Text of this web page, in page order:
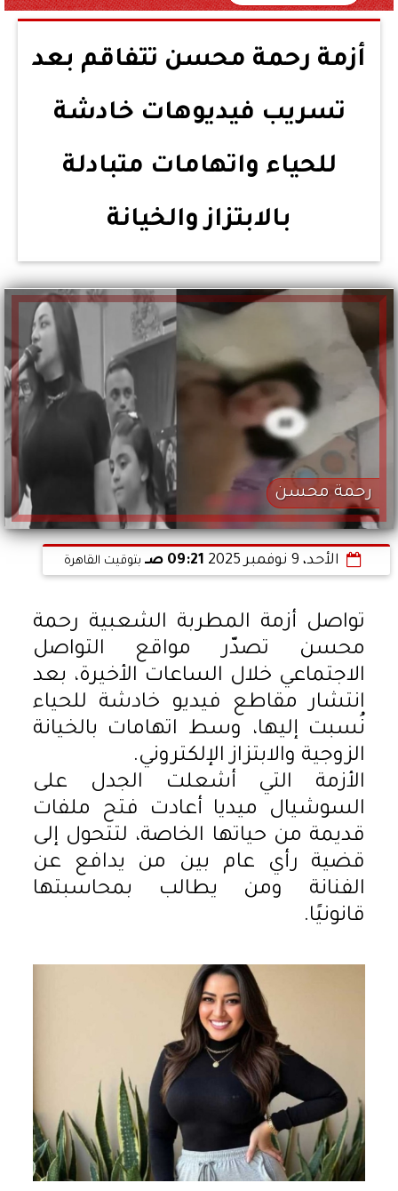
أزمة رحمة محسن تتفاقم بعد
تسريب فيديوهات خادشة
للحياء واتهامات متبادلة
بالابتزاز والخيانة
رحمة محسن
الأحد، 9 نوفمبر 2025 09:21 صـ بتوقيت القاهرة
تواصل أزمة المطربة الشعبية رحمة
محسن تصدّر مواقع التواصل
الاجتماعي خلال الساعات الأخيرة، بعد
انتشار مقاطع فيديو خادشة للحياء
نُسبت إليها، وسط اتهامات بالخيانة
الزوجية والابتزاز الإلكتروني.
الأزمة التي أشعلت الجدل على
السوشيال ميديا أعادت فتح ملفات
قديمة من حياتها الخاصة، لتتحول إلى
قضية رأي عام بين من يدافع عن
الفنانة ومن يطالب بمحاسبتها
قانونيًا.